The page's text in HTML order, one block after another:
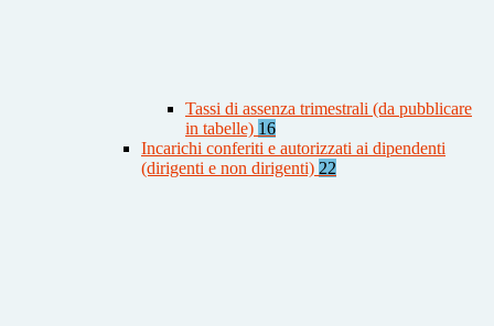
Tassi di assenza trimestrali (da pubblicare
in tabelle) 16
Incarichi conferiti e autorizzati ai dipendenti
(dirigenti e non dirigenti) 22